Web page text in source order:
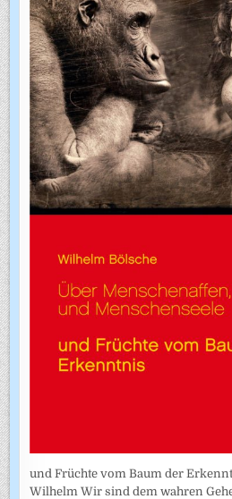
und Früchte vom Baum der
Wilhelm Wir sind dem wahren